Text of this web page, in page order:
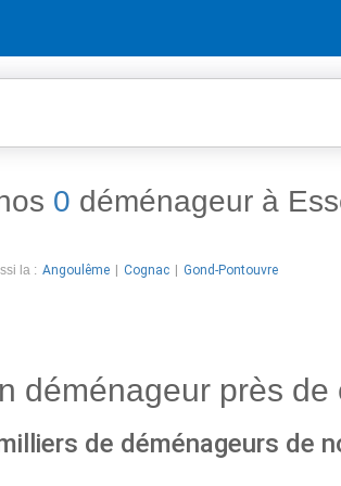
0 déménageur à
la : Angoulême Cognac Gond-Pontouvre
déménageur près de
de déménageurs de